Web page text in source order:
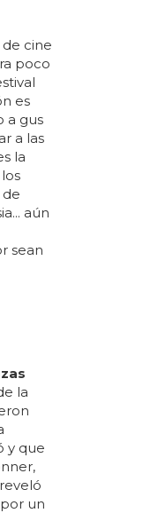
de cine
poco
es
a gus
a las
la
de
aún
sean
la
y que
un